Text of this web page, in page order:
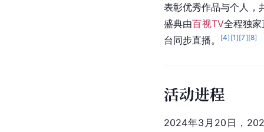
表彰优秀作品与个人，
盛典由百视TV全程独
台同步直播。
[4] [1][7][8]
活动进程
2024年3月20日，